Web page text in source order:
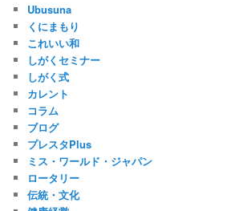
Ubusuna
くにまもり
これいい和
しがくセミナー
しがく式
カレント
コラム
ブログ
プレスタPlus
ミス・ワールド・ジャパン
ロータリー
伝統・文化